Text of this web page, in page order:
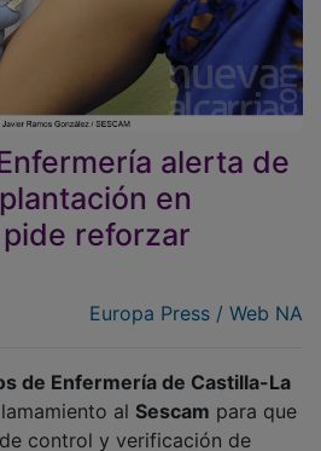
alerta de
en
reforzar
alSescampara que
control y verificación de
centros sanitarios de la